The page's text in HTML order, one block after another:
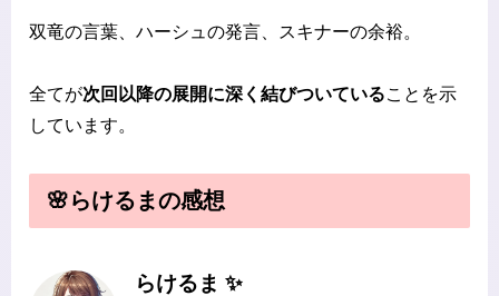
双竜の言葉、ハーシュの発言、スキナーの余裕。
全てが次回以降の展開に深く結びついていることを示
しています。
🌸らけるまの感想
らけるま ✨